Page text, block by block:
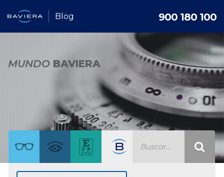
Blog 900 180 100
MUNDO BAVIERA